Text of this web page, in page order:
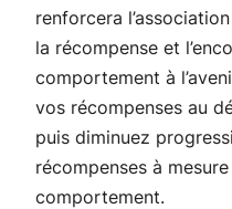
renforcera
la récompense et
comportement à
vos récompenses au
puis diminuez
récompenses à
comportement.